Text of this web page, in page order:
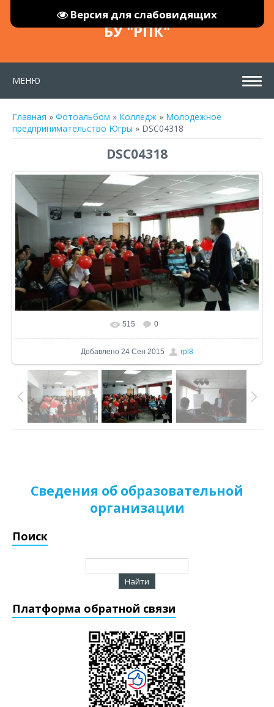
Версия для слабовидящих
БУ "РПК"
МЕНЮ
Главная » Фотоальбом » Колледж » Молодежное
предпринимательство Югры » DSC04318
DSC04318
В реальном размере 1200x671
515 0
Добавлено 24 Сен 2015 rpl8
Сведения об образовательной
организации
Поиск
Платформа обратной связи